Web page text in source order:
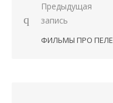
Навигация
Предыдущая
запись
ФИЛЬМЫ ПРО ПЕЛЕ